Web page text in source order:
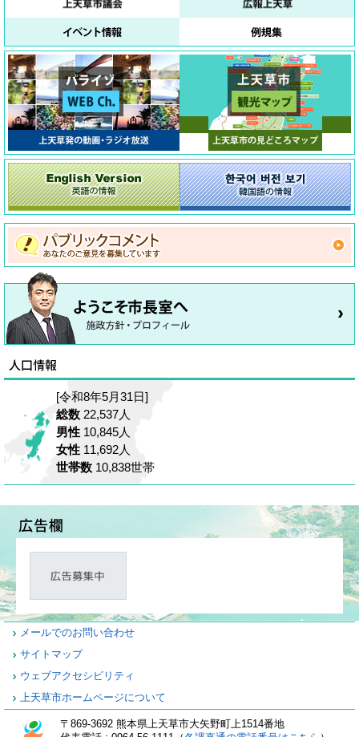
[令和8年5月31日]
総数 22,537人
男性 10,845人
女性 11,692人
世帯数 10,838世帯
メールでのお問い合わせ
サイトマップ
ウェブアクセシビリティ
上天草市ホームページについて
〒869-3692 熊本県上天草市大矢野町上1514番地